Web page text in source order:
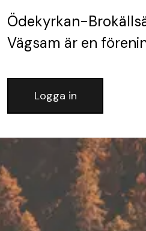
Ödekyrkan-
Vägsam är en
Logga in